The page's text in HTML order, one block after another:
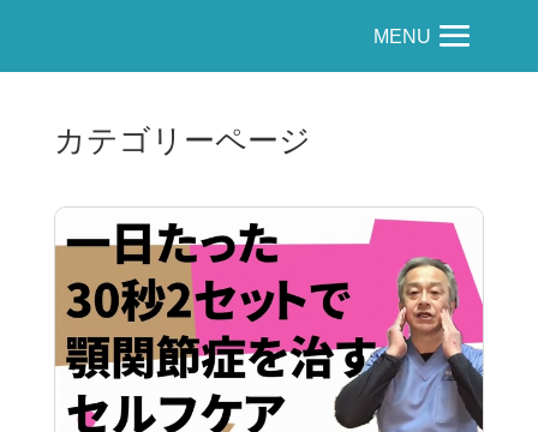
MENU
カテゴリーページ